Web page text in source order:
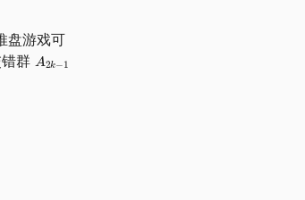
盘游戏可
群